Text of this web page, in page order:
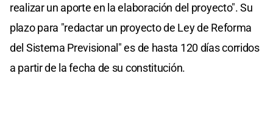
realizar un aporte en la elaboración del proyecto". Su
plazo para "redactar un proyecto de Ley de Reforma
del Sistema Previsional" es de hasta 120 días corridos
a partir de la fecha de su constitución.